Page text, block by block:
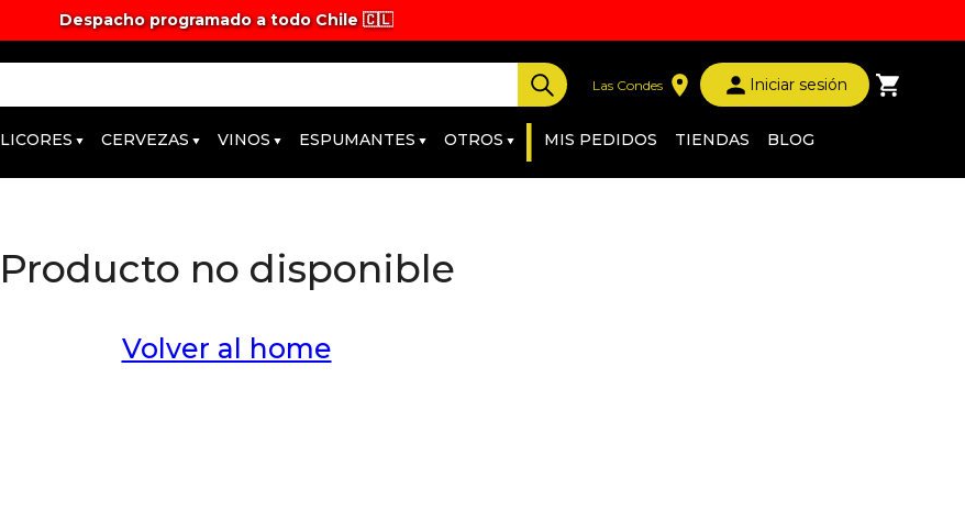
Despacho programado a todo Chile 🇨🇱
Las Condes Iniciar sesión
LICORES CERVEZAS VINOS ESPUMANTES OTROS | MIS PEDIDOS TIENDAS BLOG
Producto no disponible
Volver al home